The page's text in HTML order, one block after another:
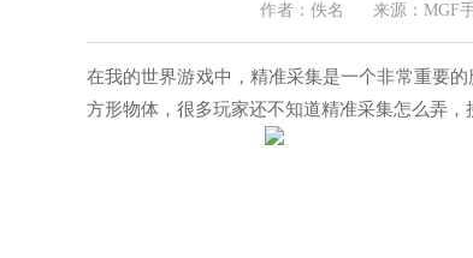
作者：佚名 来源：MGF
在我的世界游戏中，精准采集是一个非常重要
方形物体，很多玩家还不知道精准采集怎么弄